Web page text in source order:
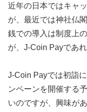
近年の日本ではキャ
が、最近では神社仏
銭での導入は制度上
が、J-Coin Payであ
J-Coin Payでは初詣
ンペーンを開催する
いのですが、興味が